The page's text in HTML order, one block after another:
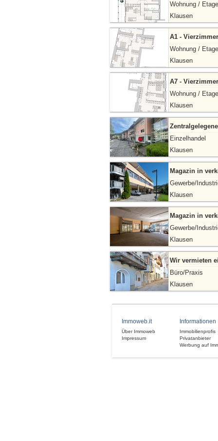
Wohnung / Etage
Klausen
A1 -
Wohnung / Etage
Klausen
A7 -
Wohnung / Etage
Klausen
Einzelhandel
Klausen
Magazin in
Gewerbe/
Klausen
Magazin in
Gewerbe/
Klausen
Wir vermieten
Büro/Praxis
Klausen
Immoweb.it
Über Immoweb
Impressum
Informationen
Immobilienprofis
Privatanbieter
Werbung auf